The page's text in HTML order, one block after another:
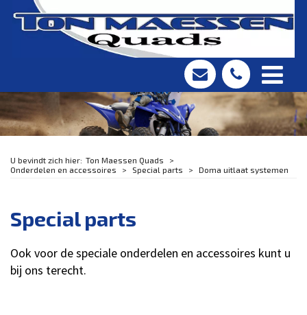
Ton Maessen Quads
Onderdelen en accessoires
Special parts Doma uitlaat systemen
Special parts
Ook voor de speciale onderdelen en accessoires kunt u
bij ons terecht.